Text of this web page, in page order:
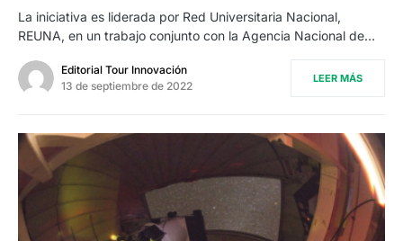
La iniciativa es liderada por Red Universitaria Nacional,
REUNA, en un trabajo conjunto con la Agencia Nacional de…
Editorial Tour Innovación
13 de septiembre de 2022
LEER MÁS